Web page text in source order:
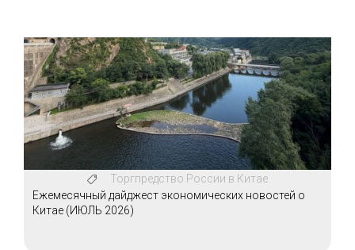
Торгпредство России в Китае
Ежемесячный дайджест экономических новостей о
Китае (ИЮЛЬ 2026)